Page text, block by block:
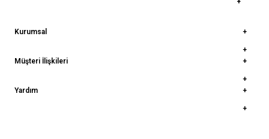
Kurumsal
Müşteri İlişkileri
Yardım